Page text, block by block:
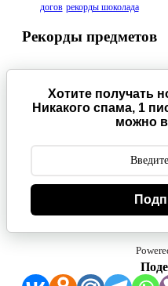
догов рекорды шоколада
Рекорды предметов
Хотите получать
Никакого спама, 1
можно